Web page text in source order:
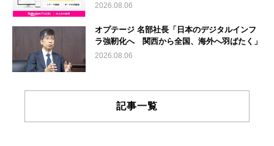
2026.08.06
オプテージ 名部社長「日本のデジタルインフ
ラ強靭化へ 関西から全国、海外へ羽ばたく」
2026.08.06
記事一覧